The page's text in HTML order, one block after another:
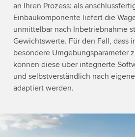
an Ihren Prozess: als
Einbaukomponente liefert die
unmittelbar nach Inbetriebnahme
Gewichtswerte. Für den Fall, dass
besondere Umgebungsparameter
können diese über integrierte
und selbstverständlich nach
adaptiert werden.